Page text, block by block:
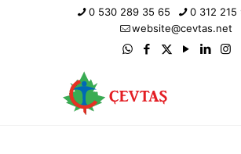
0 530 289 35 65
0 312 215
website@cevtas.net